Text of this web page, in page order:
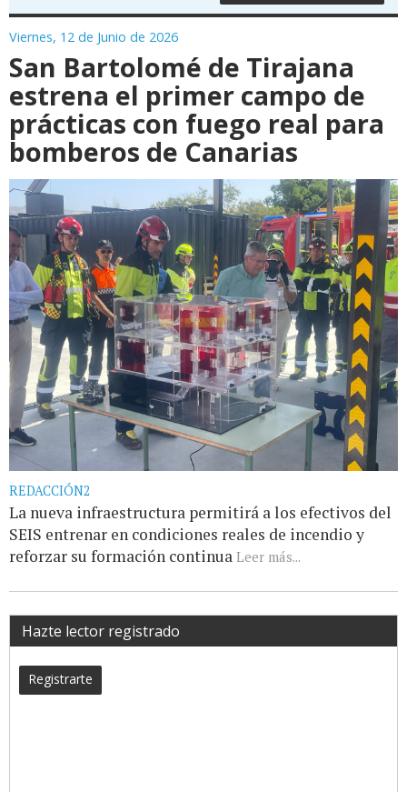
Viernes, 12 de Junio de 2026
San Bartolomé de Tirajana
estrena el primer campo de
prácticas con fuego real para
bomberos de Canarias
REDACCIÓN2
La nueva infraestructura permitirá a los efectivos del
SEIS entrenar en condiciones reales de incendio y
reforzar su formación continua Leer más...
Hazte lector registrado
Registrarte